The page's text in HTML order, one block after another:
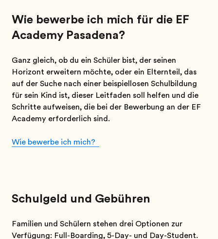
Wie bewerbe ich mich für die EF
Academy Pasadena?
Ganz gleich, ob du ein Schüler bist, der seinen
Horizont erweitern möchte, oder ein Elternteil, das
auf der Suche nach einer beispiellosen Schulbildung
für sein Kind ist, dieser Leitfaden soll helfen und die
Schritte aufweisen, die bei der Bewerbung an der EF
Academy erforderlich sind.
Wie bewerbe ich mich?
Schulgeld und Gebühren
Familien und Schülern stehen drei Optionen zur
Verfügung: Full-Boarding, 5-Day- und Day-Student.